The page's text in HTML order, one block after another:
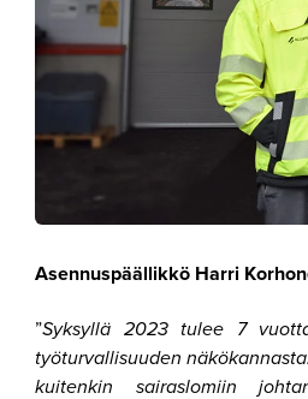
Asennuspäällikkö Harri
”Syksyllä 2023 tulee 7
työturvallisuuden
kuitenkin sairaslomiin